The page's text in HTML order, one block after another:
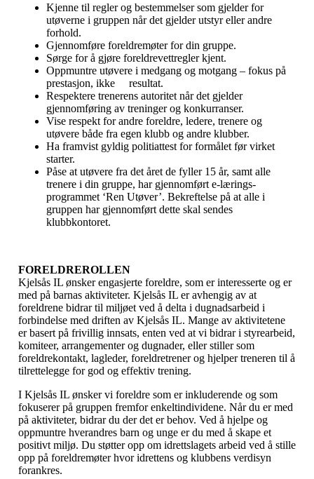
Kjenne til regler og bestemmelser som gjelder for
utøverne i gruppen når det gjelder utstyr eller andre
forhold.
Gjennomføre foreldremøter for din gruppe.
Sørge for å gjøre foreldrevettregler kjent.
Oppmuntre utøvere i medgang og motgang – fokus på
prestasjon, ikke resultat.
Respektere trenerens autoritet når det gjelder
gjennomføring av treninger og konkurranser.
Vise respekt for andre foreldre, ledere, trenere og
utøvere både fra egen klubb og andre klubber.
Ha framvist gyldig politiattest for formålet før virket
starter.
Påse at utøvere fra det året de fyller 15 år, samt alle
trenere i din gruppe, har gjennomført e-lærings-
programmet ‘Ren Utøver’. Bekreftelse på at alle i
gruppen har gjennomført dette skal sendes
klubbkontoret.
FORELDREROLLEN
Kjelsås IL ønsker engasjerte foreldre, som er interesserte og er
med på barnas aktiviteter. Kjelsås IL er avhengig av at
foreldrene bidrar til miljøet ved å delta i dugnadsarbeid i
forbindelse med driften av Kjelsås IL. Mange av aktivitetene
er basert på frivillig innsats, enten ved at vi bidrar i styrearbeid,
komiteer, arrangementer og dugnader, eller stiller som
foreldrekontakt, lagleder, foreldretrener og hjelper treneren til å
tilrettelegge for god og effektiv trening.
I Kjelsås IL ønsker vi foreldre som er inkluderende og som
fokuserer på gruppen fremfor enkeltindividene. Når du er med
på aktiviteter, bidrar du der det er behov. Ved å hjelpe og
oppmuntre hverandres barn og unge er du med å skape et
positivt miljø. Du støtter opp om idrettslagets arbeid ved å stille
opp på foreldremøter hvor idrettens og klubbens verdisyn
forankres.